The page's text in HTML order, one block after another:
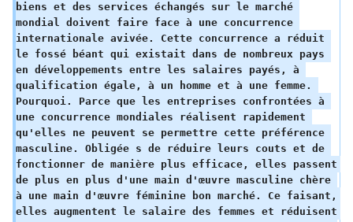
biens et des services échangés sur le marché
mondial doivent faire face à une concurrence
internationale avivée. Cette concurrence a réduit
le fossé béant qui existait dans de nombreux pays
en développements entre les salaires payés, à
qualification égale, à un homme et à une femme.
Pourquoi. Parce que les entreprises confrontées à
une concurrence mondiales réalisent rapidement
qu'elles ne peuvent se permettre cette préférence
masculine. Obligée s de réduire leurs couts et de
fonctionner de manière plus efficace, elles passent
de plus en plus d'une main d'œuvre masculine chère
à une main d'œuvre féminine bon marché. Ce faisant,
elles augmentent le salaire des femmes et réduisent